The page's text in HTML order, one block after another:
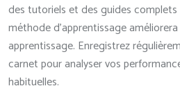
des tutoriels et des guides
méthode d’apprentissage
apprentissage. Enregistrez
carnet pour analyser vos
habituelles.